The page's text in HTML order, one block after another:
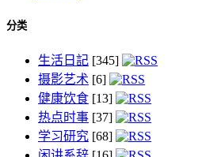
分类
生活日記 [345]
摄影艺术 [6]
健康饮食 [13]
热点时事 [37]
学习研究 [68]